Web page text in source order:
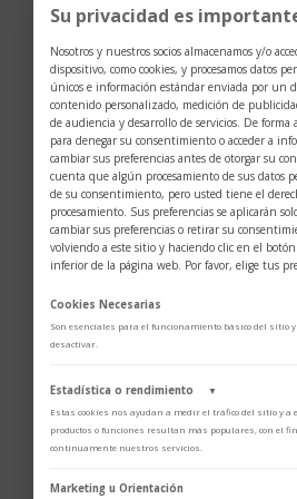
ESFERA
Esfera burdeos
CRISTAL
Cristal de zafiro
BRAZALETE
Brazalete de acero
con el cierre de TUDOR
Su privacidad es
Nosotros y nuestros socios almacenamos y/o
dispositivo, como cookies, y procesamos datos
únicos e información estándar enviada por un
contenido personalizado, medición de
de audiencia y desarrollo de servicios. De
para denegar su consentimiento o acceder a
cambiar sus preferencias antes de otorgar su
cuenta que algún procesamiento de sus datos
de su consentimiento, pero usted tiene el
procesamiento. Sus preferencias se aplicarán
cambiar sus preferencias o retirar su
volviendo a este sitio y haciendo clic en el
inferior de la página web. Por favor, elige tus
Cookies Necesarias
Son esenciales para el funcionamiento básico del sitio y
desactivar.
Estadística o rendimiento
▼
Estas cookies nos ayudan a medir el tráfico del sitio y a
productos o funciones resultan más populares, con el
continuamente nuestros servicios.
Adobe Analytics
Marketing u Orientación